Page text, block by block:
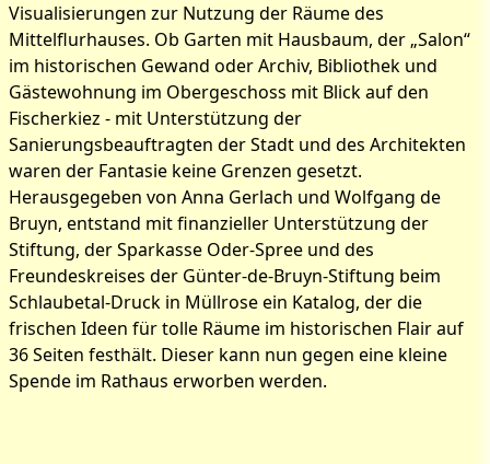
Visualisierungen zur Nutzung der Räume des
Mittelflurhauses. Ob Garten mit Hausbaum, der „Salon“
im historischen Gewand oder Archiv, Bibliothek und
Gästewohnung im Obergeschoss mit Blick auf den
Fischerkiez - mit Unterstützung der
Sanierungsbeauftragten der Stadt und des Architekten
waren der Fantasie keine Grenzen gesetzt.
Herausgegeben von Anna Gerlach und Wolfgang de
Bruyn, entstand mit finanzieller Unterstützung der
Stiftung, der Sparkasse Oder-Spree und des
Freundeskreises der Günter-de-Bruyn-Stiftung beim
Schlaubetal-Druck in Müllrose ein Katalog, der die
frischen Ideen für tolle Räume im historischen Flair auf
36 Seiten festhält. Dieser kann nun gegen eine kleine
Spende im Rathaus erworben werden.